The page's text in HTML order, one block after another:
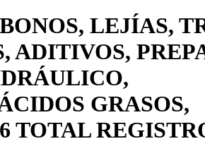
LEJÍAS,
GRASOS,
TOTAL